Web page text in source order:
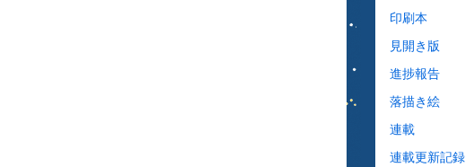
印刷本
見開き版
進捗報告
落描き絵
連載
連載更新記録